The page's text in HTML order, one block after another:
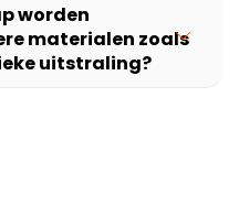
worden
materialen zoals
uitstraling?